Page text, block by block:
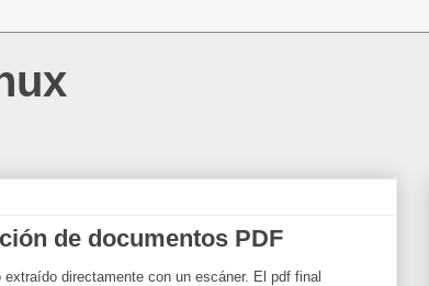
de documentos PDF
directamente con un escáner. El pdf final